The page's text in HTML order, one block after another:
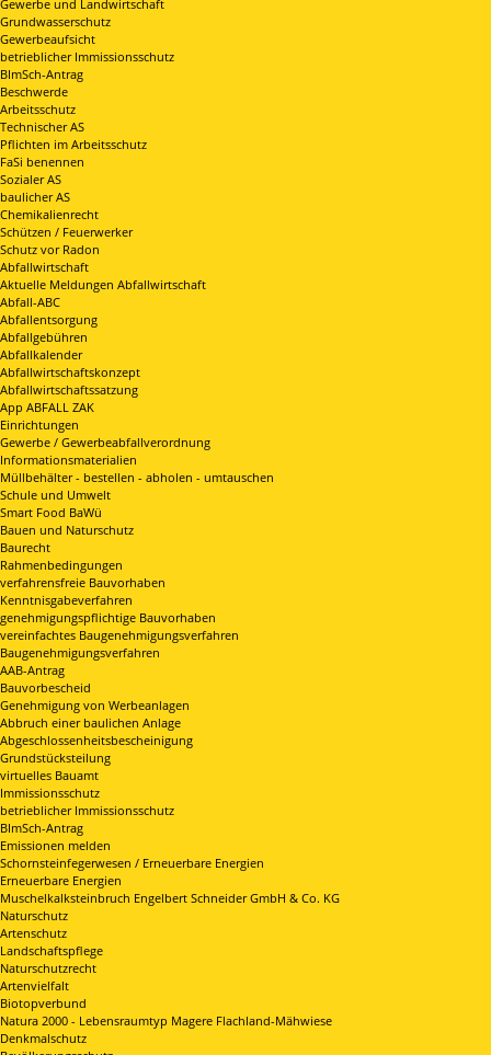
Gewerbe und Landwirtschaft
Grundwasserschutz
Gewerbeaufsicht
betrieblicher Immissionsschutz
BImSch-Antrag
Beschwerde
Arbeitsschutz
Technischer AS
Pflichten im Arbeitsschutz
FaSi benennen
Sozialer AS
baulicher AS
Chemikalienrecht
Schützen / Feuerwerker
Schutz vor Radon
Abfallwirtschaft
Aktuelle Meldungen Abfallwirtschaft
Abfall-ABC
Abfallentsorgung
Abfallgebühren
Abfallkalender
Abfallwirtschaftskonzept
Abfallwirtschaftssatzung
App ABFALL ZAK
Einrichtungen
Gewerbe / Gewerbeabfallverordnung
Informationsmaterialien
Müllbehälter - bestellen - abholen - umtauschen
Schule und Umwelt
Smart Food BaWü
Bauen und Naturschutz
Baurecht
Rahmenbedingungen
verfahrensfreie Bauvorhaben
Kenntnisgabeverfahren
genehmigungspflichtige Bauvorhaben
vereinfachtes Baugenehmigungsverfahren
Baugenehmigungsverfahren
AAB-Antrag
Bauvorbescheid
Genehmigung von Werbeanlagen
Abbruch einer baulichen Anlage
Abgeschlossenheitsbescheinigung
Grundstücksteilung
virtuelles Bauamt
Immissionsschutz
betrieblicher Immissionsschutz
BImSch-Antrag
Emissionen melden
Schornsteinfegerwesen / Erneuerbare Energien
Erneuerbare Energien
Muschelkalksteinbruch Engelbert Schneider GmbH & Co. KG
Naturschutz
Artenschutz
Landschaftspflege
Naturschutzrecht
Artenvielfalt
Biotopverbund
Natura 2000 - Lebensraumtyp Magere Flachland-Mähwiese
Denkmalschutz